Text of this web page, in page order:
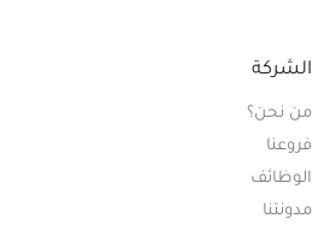
الشركة
من نحن؟
فروعنا
الوظائف
مدونتنا